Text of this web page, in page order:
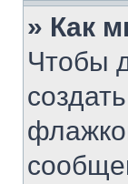
» Как
Чтобы